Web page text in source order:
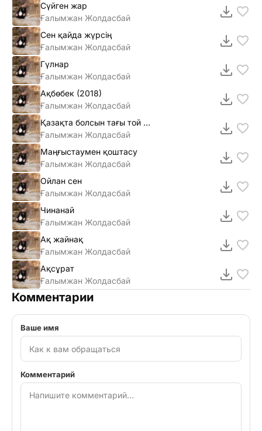
Сүйген жар
Ғалымжан Жолдасбай
Сен қайда жүрсің
Ғалымжан Жолдасбай
Гүлнар
Ғалымжан Жолдасбай
Ақбөбек (2018)
Ғалымжан Жолдасбай
Қазақта болсын тағы той (2015)
Ғалымжан Жолдасбай
Маңғыстаумен қоштасу
Ғалымжан Жолдасбай
Ойлан сен
Ғалымжан Жолдасбай
Чинанай
Ғалымжан Жолдасбай
Ақ жайнақ
Ғалымжан Жолдасбай
Ақсұрат
Ғалымжан Жолдасбай
Комментарии
Ваше имя
Комментарий